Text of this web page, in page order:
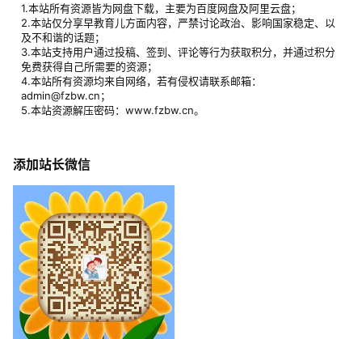
1.本站所有资源皆为网盘下载，主要为百度网盘及阿里云盘；
2.本站仅分享早教育儿方面内容，严禁讨论政治、影响国家稳定、以
及不和谐的话题；
3.本站支持用户通过投稿、签到、评论等行为获取积分，并通过积分
免费获得自己所需要的资源；
4.本站所有资源均来自网络，若有侵权请联系邮箱：
admin@fzbw.cn；
5.本站资源解压密码：www.fzbw.cn。
添加站长微信